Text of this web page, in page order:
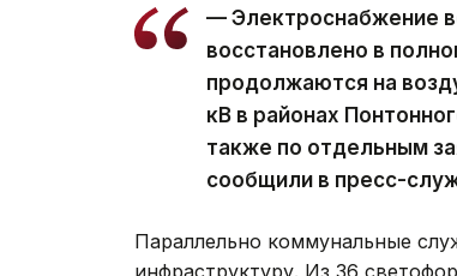
— Электроснабжение
восстановлено в
продолжаются на
кВ в районах
также по отдельным
сообщили в пресс-
Параллельно коммунальные
инфраструктуру. Из 36